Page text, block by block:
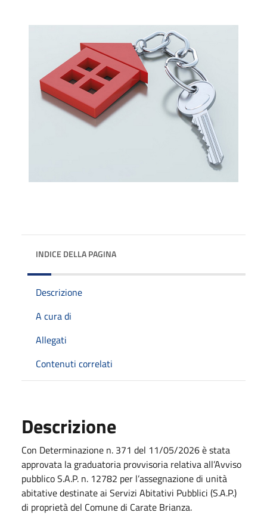
INDICE DELLA PAGINA
Descrizione
A cura di
Allegati
Contenuti correlati
Descrizione
Con Determinazione n. 371 del 11/05/2026 è stata
approvata la graduatoria provvisoria relativa all’Avviso
pubblico S.A.P. n. 12782 per l’assegnazione di unità
abitative destinate ai Servizi Abitativi Pubblici (S.A.P.)
di proprietà del Comune di Carate Brianza.